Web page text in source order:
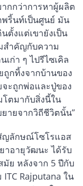
กกว่าการหาผู้ผลิต
ริ้นท์เป็นศูนย์ มัน
ตั้งแต่เขายังเป็น
สำคัญกับความ
ก่า ๆ ไปรีไซเคิล
ถูกทิ้งจากบ้านของ
จะถูกพ่อและปู่ของ
โตมากับสิ่งนี้ใน
ายจากวิถีชีวิตนั้น”
ญลักษณ์โซโรแอส
าอายุวัฒนะ ได้รับ
ย หลังจาก 5 ปีกับ
Rajputana ใน